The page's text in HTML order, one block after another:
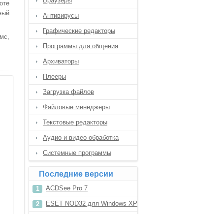
Антивирусы
Графические редакторы
Программы для общения
Архиваторы
Плееры
Загрузка файлов
Файловые менеджеры
Текстовые редакторы
Аудио и видео обработка
Системные программы
Последние версии
ACDSee Pro 7
ESET NOD32 для Windows XP